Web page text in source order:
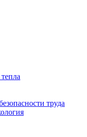
труда